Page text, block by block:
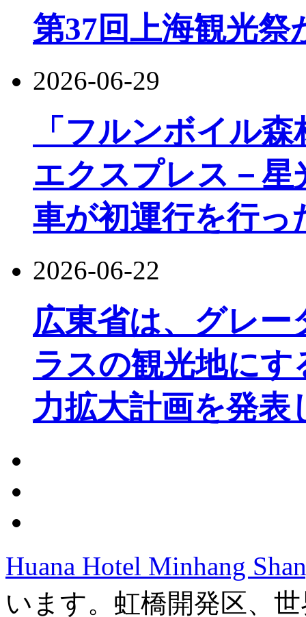
第37回上海観光祭
2026-06-29
「フルンボイル
エクスプレス－星
車が初運行を行っ
2026-06-22
広東省は、グレ
ラスの観光地に
力拡大計画を発表
Huana Hotel Minhang
います。虹橋開発区、